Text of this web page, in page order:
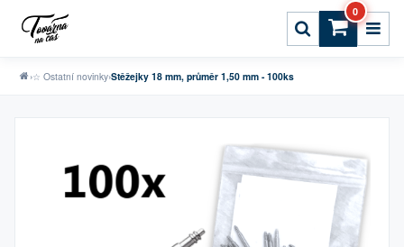
0
›☆ Ostatní novinky›Stěžejky 18 mm, průměr 1,50 mm - 100ks